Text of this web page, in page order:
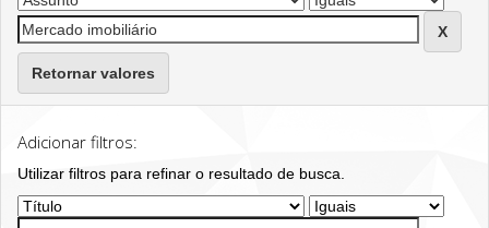
Retornar valores
Adicionar filtros:
Utilizar filtros para refinar o resultado de busca.